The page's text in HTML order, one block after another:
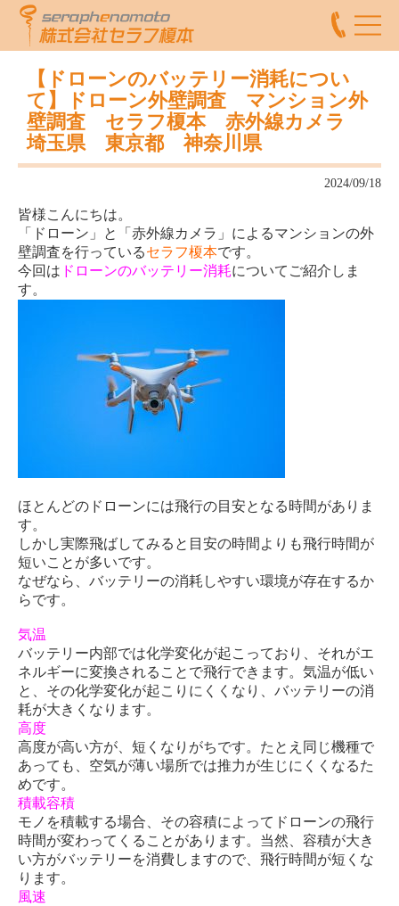
【ドローンのバッテリー消耗につい
て】ドローン外壁調査 マンション外
壁調査 セラフ榎本 赤外線カメラ
埼玉県 東京都 神奈川県
2024/09/18
皆様こんにちは。
「ドローン」と「赤外線カメラ」によるマンションの外
壁調査を行っているセラフ榎本です。
今回は ドローンのバッテリー消耗についてご紹介しま
す。
ほとんどのドローンには飛行の目安となる時間がありま
す。
しかし実際飛ばしてみると目安の時間よりも飛行時間が
短いことが多いです。
なぜなら、バッテリーの消耗しやすい環境が存在するか
らです。
気温
バッテリー内部では化学変化が起こっており、それがエ
ネルギーに変換されることで飛行できます。気温が低い
と、その化学変化が起こりにくくなり、バッテリーの消
耗が大きくなります。
高度
高度が高い方が、短くなりがちです。たとえ同じ機種で
あっても、空気が薄い場所では推力が生じにくくなるた
めです。
積載容積
モノを積載する場合、その容積によってドローンの飛行
時間が変わってくることがあります。当然、容積が大き
い方がバッテリーを消費しますので、飛行時間が短くな
ります。
風速